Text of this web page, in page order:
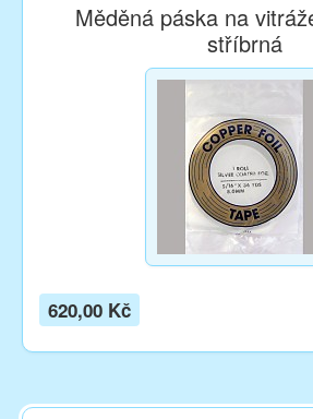
Měděná páska na
stříbrná
620,00 Kč